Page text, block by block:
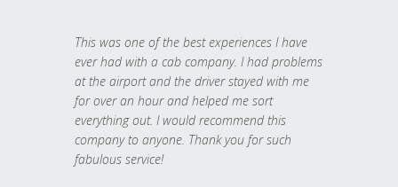
This was one of the best experiences I have
ever had with a cab company. I had problems
at the airport and the driver stayed with me
for over an hour and helped me sort
everything out. I would recommend this
company to anyone. Thank you for such
fabulous service!